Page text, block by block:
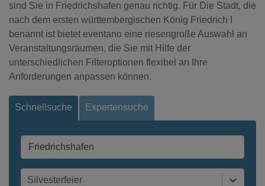
sind Sie in Friedrichshafen genau richtig. Für Die Stadt, die
nach dem ersten württembergischen König Friedrich I
benannt ist bietet eventano eine riesengroße Auswahl an
Veranstaltungsräumen, die Sie mit Hilfe der
unterschiedlichen Filteroptionen flexibel an Ihre
Anforderungen anpassen können.
Schnellsuche Expertensuche
Silvesterfeier